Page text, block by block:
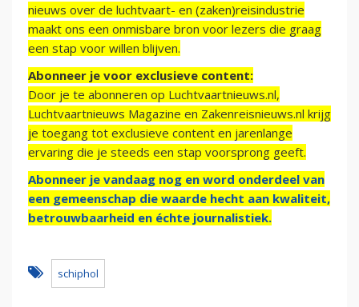
nieuws over de luchtvaart- en (zaken)reisindustrie
maakt ons een onmisbare bron voor lezers die graag
een stap voor willen blijven.
Abonneer je voor exclusieve content:
Door je te abonneren op Luchtvaartnieuws.nl,
Luchtvaartnieuws Magazine en Zakenreisnieuws.nl krijg
je toegang tot exclusieve content en jarenlange
ervaring die je steeds een stap voorsprong geeft.
Abonneer je vandaag nog en word onderdeel van
een gemeenschap die waarde hecht aan kwaliteit,
betrouwbaarheid en échte journalistiek.
schiphol